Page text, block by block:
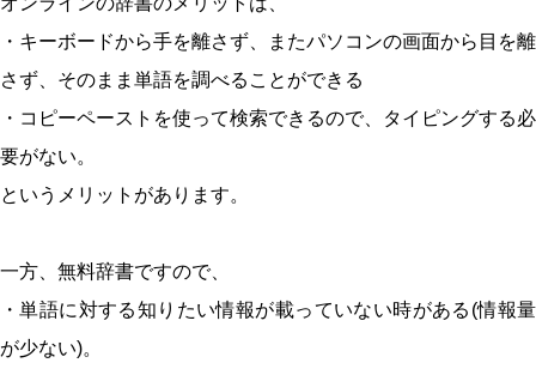
・キーボードから手を離さず、またパソコンの画面から目を離
さず、そのまま単語を調べることができる
・コピーペーストを使って検索できるので、タイピングする必
要がない。
というメリットがあります。
一方、無料辞書ですので、
・単語に対する知りたい情報が載っていない時がある(情報量
が少ない)。